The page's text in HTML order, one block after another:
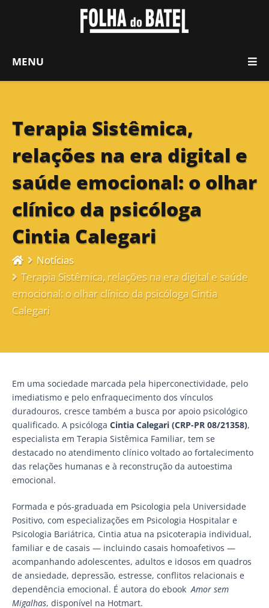
MENU
Terapia Sistêmica,
relações na era digital e
saúde emocional: o olhar
clínico da psicóloga
Cintia Calegari
Notícias
Terapia Sistêmica, relações na era digital e saúde
emocional: o olhar clínico da psicóloga Cintia
Calegari
Em uma sociedade marcada pela hiperconectividade, pelo
imediatismo e pelo enfraquecimento dos vínculos
duradouros, cresce também a busca por apoio psicológico
qualificado. A psicóloga Cintia Calegari (CRP-PR 08/21358),
especialista em Terapia Sistêmica Familiar, tem se
destacado no atendimento clínico voltado ao fortalecimento
das relações humanas e à reconstrução da autoestima
emocional.
Formada e pós-graduada em Psicologia pela Universidade
Positivo, com especializações em Psicologia Hospitalar e
Psicologia Bariátrica, Cintia atua na psicoterapia individual,
familiar e de casais — incluindo casais homoafetivos —
acompanhando adolescentes, adultos e idosos em quadros
de ansiedade, depressão, estresse, conflitos relacionais e
dependência emocional. É autora do ebook Amor sem
Migalhas, disponível na Hotmart.